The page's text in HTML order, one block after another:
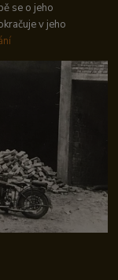
se o jeho
v jeho